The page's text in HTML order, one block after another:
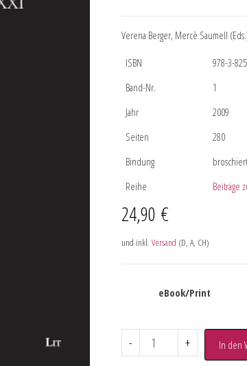
Verena Berger, Mercè Saumell
ISBN
978-3-
Band-Nr.
1
Jahr
2009
Seiten
280
Bindung
broschiert
Reihe
Beiträge
24,90 €
und inkl. Versand (D, A, CH)
eBook/Print
- + In den